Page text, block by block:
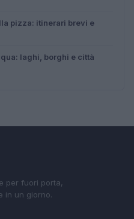
pizza: itinerari brevi e
laghi, borghi e città
per fuori porta,
in un giorno.